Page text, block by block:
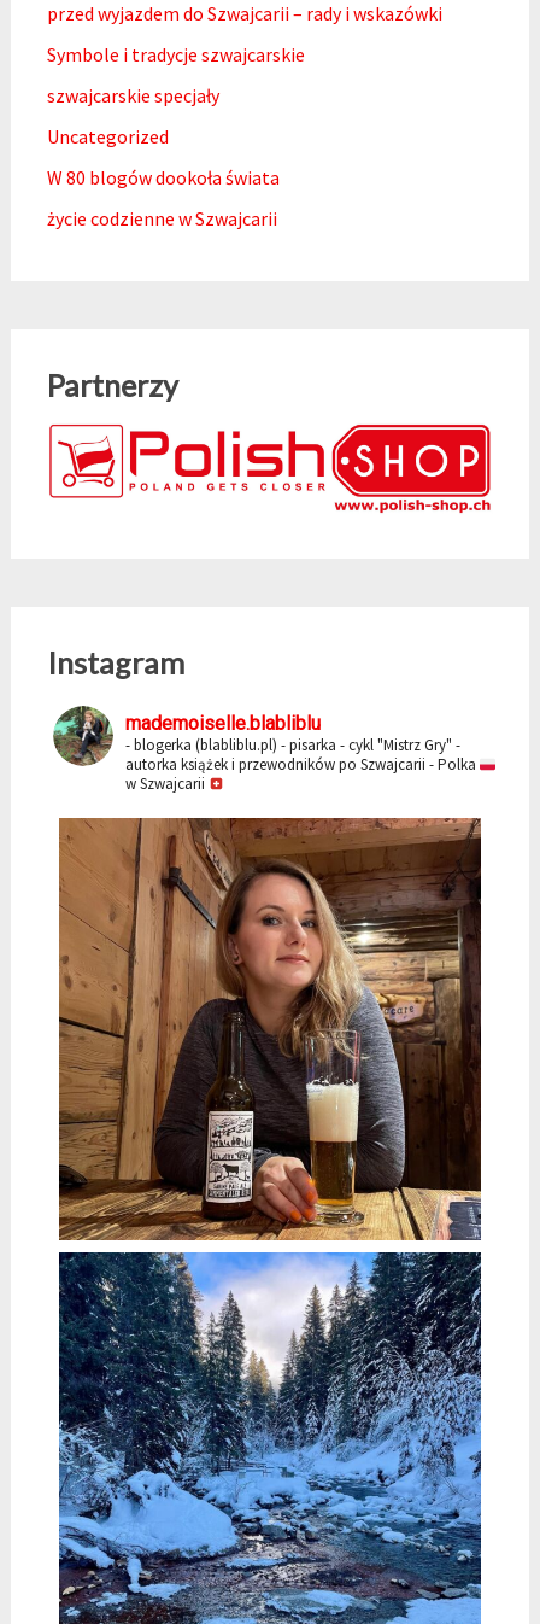
przed wyjazdem do Szwajcarii – rady i wskazówki
Symbole i tradycje szwajcarskie
szwajcarskie specjały
Uncategorized
W 80 blogów dookoła świata
życie codzienne w Szwajcarii
Partnerzy
Instagram
mademoiselle.blabliblu
- blogerka (blabliblu.pl) - pisarka - cykl "Mistrz Gry" -
autorka książek i przewodników po Szwajcarii - Polka
w Szwajcarii